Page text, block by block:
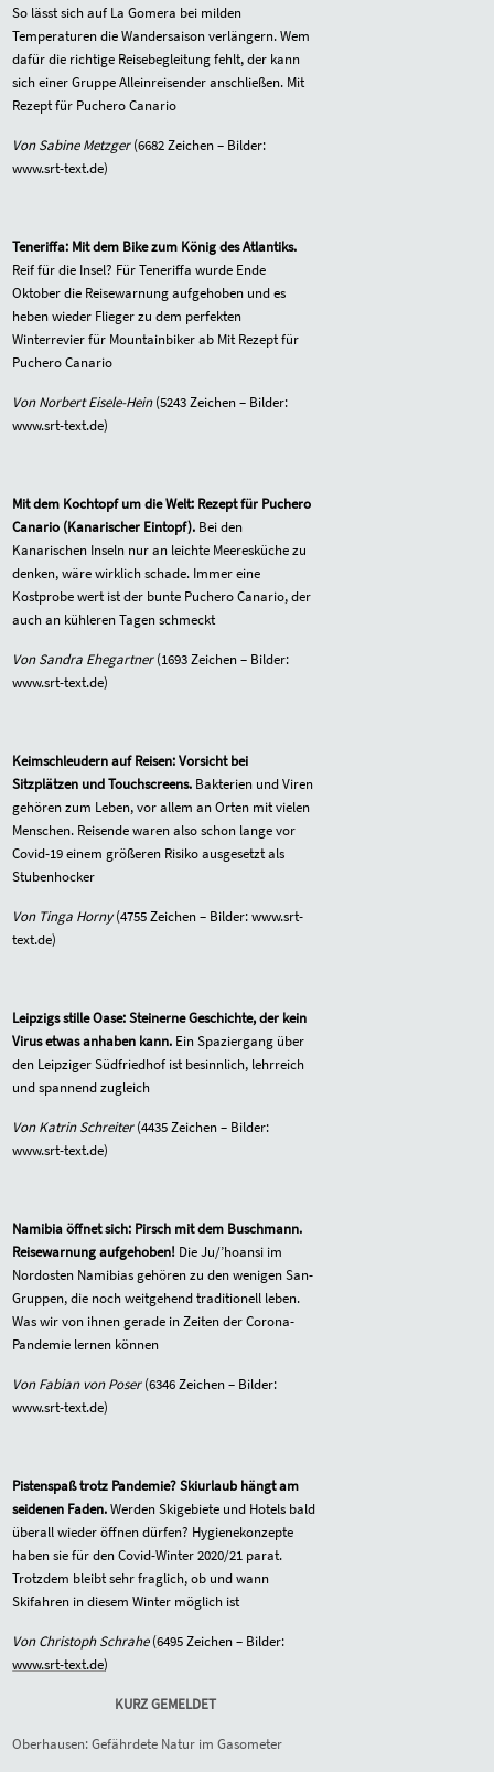
So lässt sich auf La Gomera bei milden
Temperaturen die Wandersaison verlängern. Wem
dafür die richtige Reisebegleitung fehlt, der kann
sich einer Gruppe Alleinreisender anschließen. Mit
Rezept für Puchero Canario
Von Sabine Metzger(6682 Zeichen – Bilder:
www.srt-text.de)
Teneriffa: Mit dem Bike zum König des Atlantiks.
Reif für die Insel? Für Teneriffa wurde Ende
Oktober die Reisewarnung aufgehoben und es
heben wieder Flieger zu dem perfekten
Winterrevier für Mountainbiker ab Mit Rezept für
Puchero Canario
Von Norbert Eisele-Hein (5243 Zeichen – Bilder:
www.srt-text.de)
Mit dem Kochtopf um die Welt: Rezept für Puchero
Canario (Kanarischer Eintopf). Bei den
Kanarischen Inseln nur an leichte Meeresküche zu
denken, wäre wirklich schade. Immer eine
Kostprobe wert ist der bunte Puchero Canario, der
auch an kühleren Tagen schmeckt
Von Sandra Ehegartner(1693 Zeichen – Bilder:
www.srt-text.de)
Keimschleudern auf Reisen: Vorsicht bei
Sitzplätzen und Touchscreens. Bakterien und Viren
gehören zum Leben, vor allem an Orten mit vielen
Menschen. Reisende waren also schon lange vor
Covid-19 einem größeren Risiko ausgesetzt als
Stubenhocker
Von Tinga Horny (4755 Zeichen – Bilder: www.srt-
text.de)
Leipzigs stille Oase: Steinerne Geschichte, der kein
Virus etwas anhaben kann. Ein Spaziergang über
den Leipziger Südfriedhof ist besinnlich, lehrreich
und spannend zugleich
Von Katrin Schreiter(4435 Zeichen – Bilder:
www.srt-text.de)
Namibia öffnet sich: Pirsch mit dem Buschmann.
Reisewarnung aufgehoben! Die Ju/’hoansi im
Nordosten Namibias gehören zu den wenigen San-
Gruppen, die noch weitgehend traditionell leben.
Was wir von ihnen gerade in Zeiten der Corona-
Pandemie lernen können
Von Fabian von Poser(6346 Zeichen – Bilder:
www.srt-text.de)
Pistenspaß trotz Pandemie? Skiurlaub hängt am
seidenen Faden.Werden Skigebiete und Hotels bald
überall wieder öffnen dürfen? Hygienekonzepte
haben sie für den Covid-Winter 2020/21 parat.
Trotzdem bleibt sehr fraglich, ob und wann
Skifahren in diesem Winter möglich ist
Von Christoph Schrahe(6495 Zeichen – Bilder:
www.srt-text.de)
KURZ GEMELDET
Oberhausen: Gefährdete Natur im Gasometer